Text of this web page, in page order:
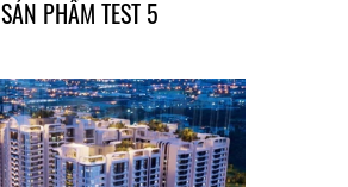
SẢN PHẨM TEST 5